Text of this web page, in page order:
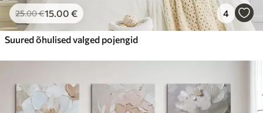
25.00€15.00 € 4
Suured õhulised valged pojengid